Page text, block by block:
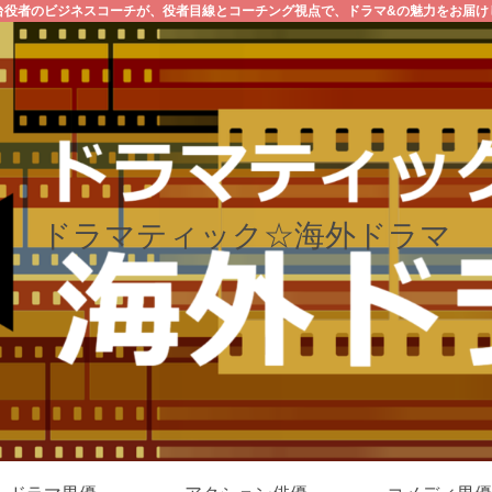
役者のビジネスコーチが、役者目線とコーチング視点で、ドラマ&の魅力をお届け
ドラマティック☆海外ドラマ